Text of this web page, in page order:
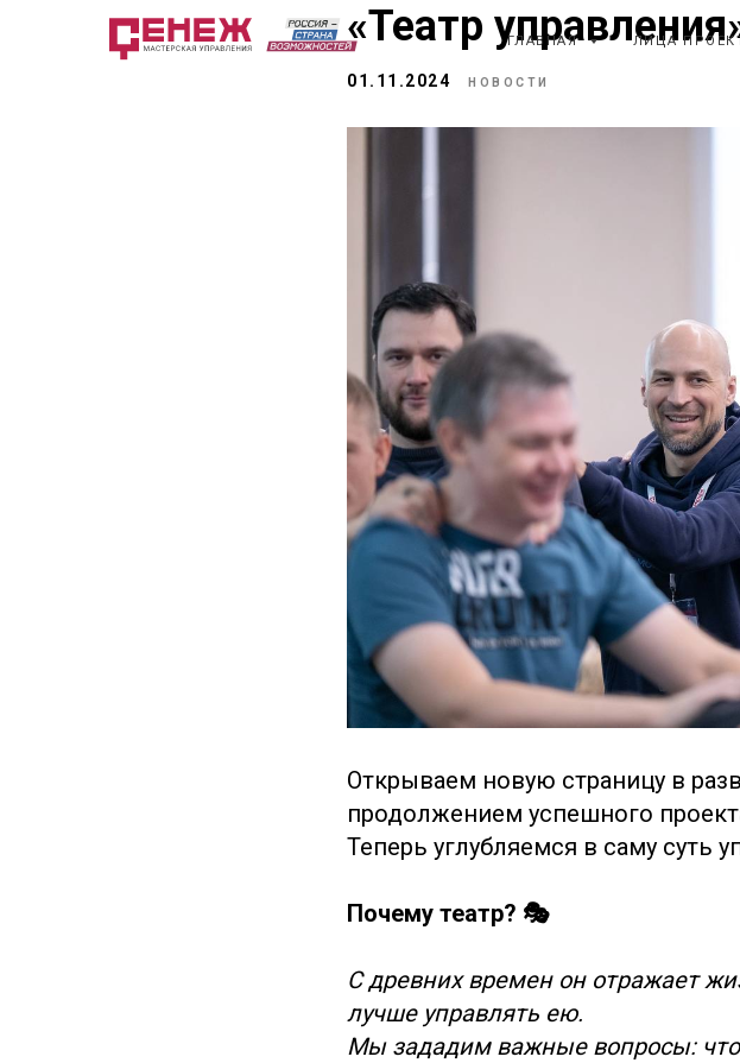
ГЛАВНАЯ ЛИЦА
«Театр
01.11.2024 НОВОСТИ
Открываем новую страницу в
продолжением успешного
Теперь углубляемся в саму суть
Почему театр? 🎭
С древних времен он отражает
лучше управлять ею.
Мы зададим важные вопросы: